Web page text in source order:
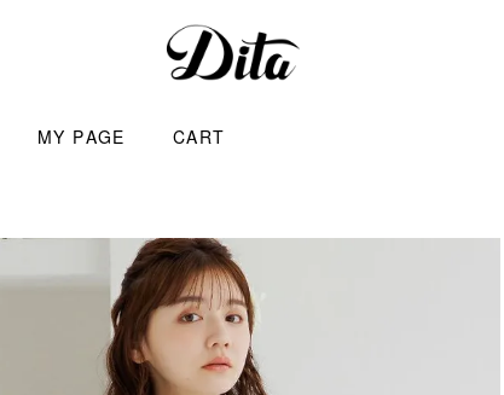
MY PAGE CART